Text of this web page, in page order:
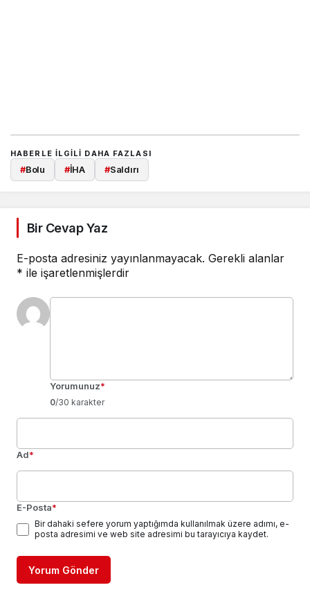
HABERLE ILGILI DAHA FAZLASI
#Bolu #İHA #Saldırı
Bir Cevap Yaz
E-posta adresiniz yayınlanmayacak. Gerekli alanlar
* ile işaretlenmişlerdir
Yorumunuz*
0/30 karakter
Ad*
E-Posta*
Bir dahaki sefere yorum yaptığımda kullanılmak üzere adımı, e-
posta adresimi ve web site adresimi bu tarayıcıya kaydet.
Yorum Gönder